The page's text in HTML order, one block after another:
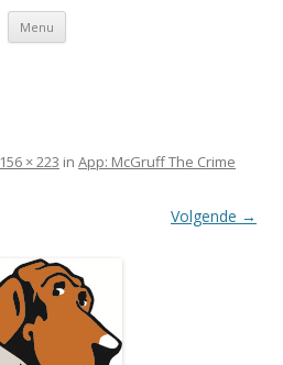
Menu Spring
inhoud
156 × 223 in App: McGruff The Crime
Volgende →